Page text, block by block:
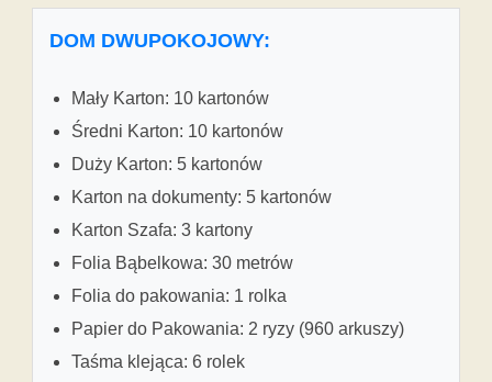
DOM DWUPOKOJOWY:
Mały Karton: 10 kartonów
Średni Karton: 10 kartonów
Duży Karton: 5 kartonów
Karton na dokumenty: 5 kartonów
Karton Szafa: 3 kartony
Folia Bąbelkowa: 30 metrów
Folia do pakowania: 1 rolka
Papier do Pakowania: 2 ryzy (960 arkuszy)
Taśma klejąca: 6 rolek